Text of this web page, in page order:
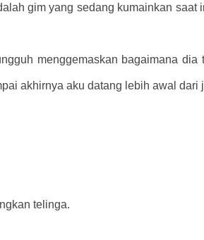
gim yang sedang kumainkan saat
menggemaskan bagaimana dia
akhirnya aku datang lebih awal dari
telinga.